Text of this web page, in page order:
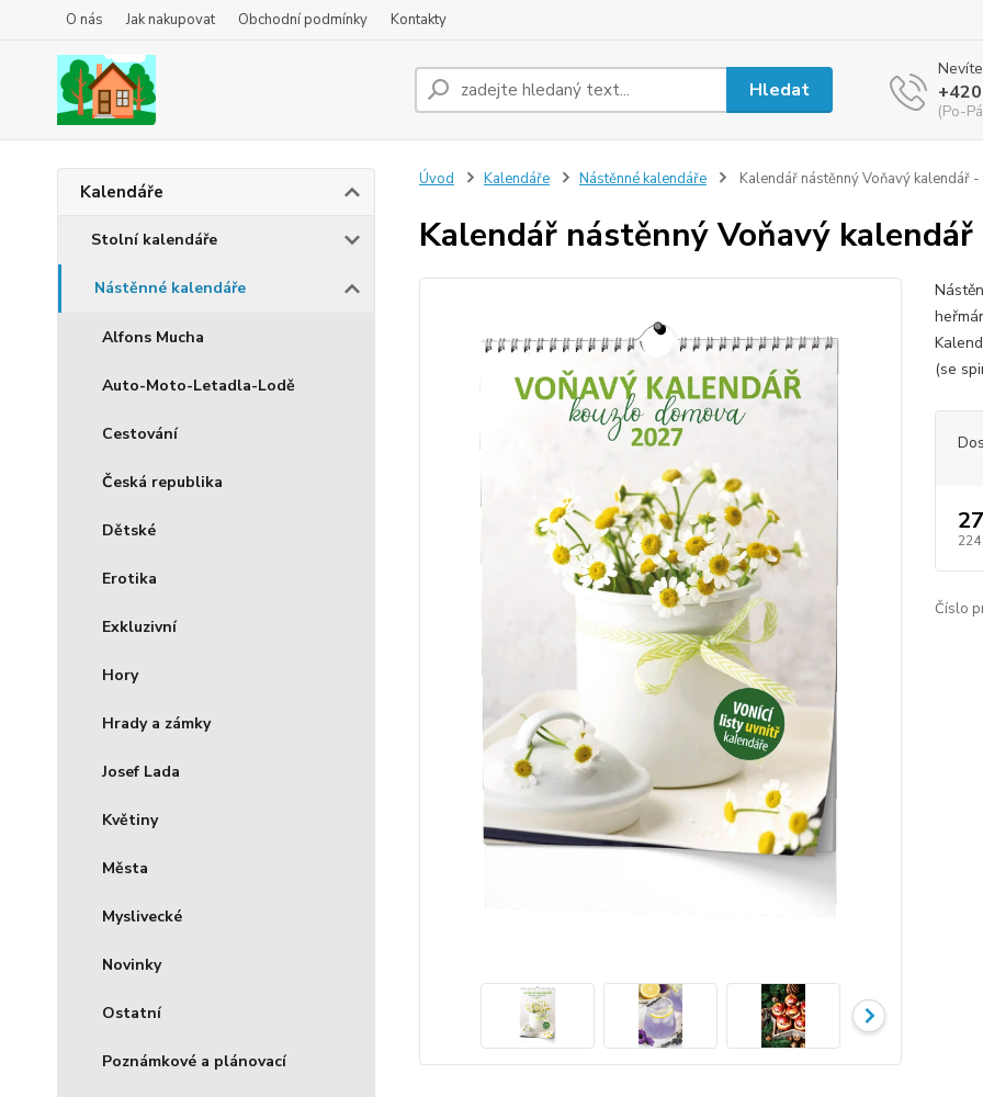
O nás Jak nakupovat Obchodní podmínky Kontakty
Hledat
(Po-
Kalendáře
Stolní kalendáře
Nástěnné kalendáře
Alfons Mucha
Auto-Moto-Letadla-Lodě
Cestování
Česká republika
Dětské
Erotika
Exkluzivní
Hory
Hrady a zámky
Josef Lada
Květiny
Města
Myslivecké
Novinky
Ostatní
Poznámkové a plánovací
Úvod Kalendáře Nástěnné kalendáře Kalendář nástěnný Voňavý kalendář
Kalendář nástěnný Voňavý
(se
224
Číslo